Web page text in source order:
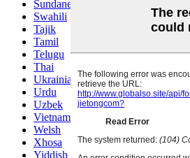
Sundanese
Swahili
Tajik
Tamil
Telugu
Thai
Ukrainian
Urdu
Uzbek
Vietnamese
Welsh
Xhosa
Yiddish